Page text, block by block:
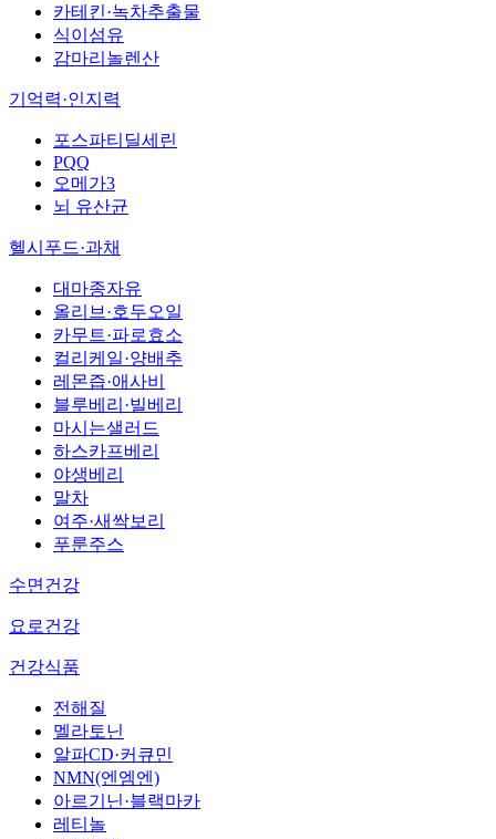
카테킨·녹차추출물
식이섬유
감마리놀렌산
기억력·인지력
포스파티딜세린
PQQ
오메가3
뇌 유산균
헬시푸드·과채
대마종자유
올리브·호두오일
카무트·파로효소
컬리케일·양배추
레몬즙·애사비
블루베리·빌베리
마시는샐러드
하스카프베리
야생베리
말차
여주·새싹보리
푸룬주스
수면건강
요로건강
건강식품
전해질
멜라토닌
알파CD·커큐민
NMN(엔엠엔)
아르기닌·블랙마카
레티놀